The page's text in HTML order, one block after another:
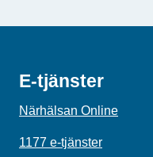
E-tjänster
Närhälsan Online
1177 e-tjänster